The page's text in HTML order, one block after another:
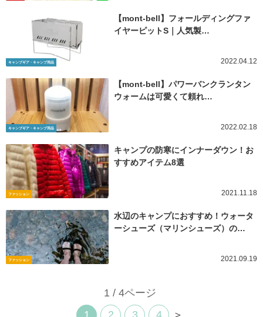
キャンプギア・キャンプ用品
【mont-bell】フォールディングファ
イヤーピットS｜人気製…
2022.04.12
キャンプギア・キャンプ用品
【mont-bell】パワーバンクランタン
ウォームは可愛くて頼れ…
2022.02.18
ファッション
キャンプの防寒にインナーダウン！お
すすめアイテム8選
2021.11.18
ファッション
水辺のキャンプにおすすめ！ウォータ
ーシューズ（マリンシューズ）の…
2021.09.19
1 / 4ページ
1
2 3 4 ＞